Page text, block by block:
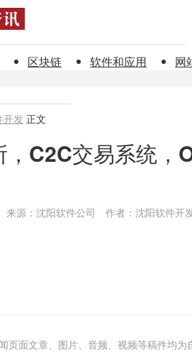
区块链 软件和应用 网
开发 正文
，C2C交易系统，
来源：沈阳软件公司 作者：沈阳软件开